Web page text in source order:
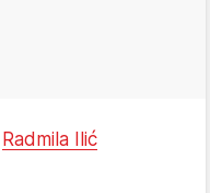
Radmila Ilić